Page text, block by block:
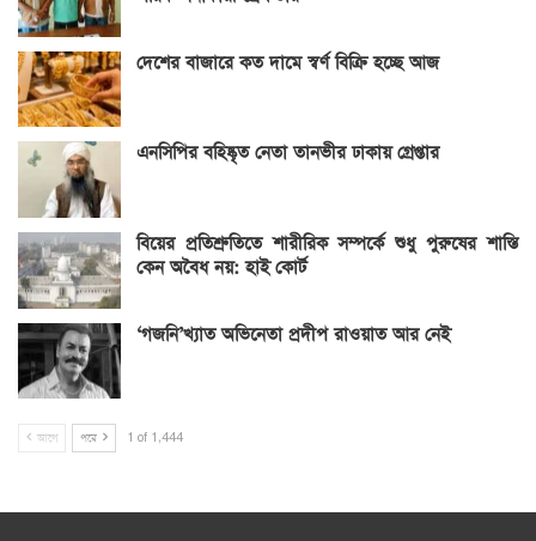
দেশের বাজারে কত দামে স্বর্ণ বিক্রি হচ্ছে আজ
এনসিপির বহিষ্কৃত নেতা তানভীর ঢাকায় গ্রেপ্তার
বিয়ের প্রতিশ্রুতিতে শারীরিক সম্পর্কে শুধু পুরুষের শাস্তি
কেন অবৈধ নয়: হাই কোর্ট
‘গজনি’খ্যাত অভিনেতা প্রদীপ রাওয়াত আর নেই
আগে পরে 1 of 1,444